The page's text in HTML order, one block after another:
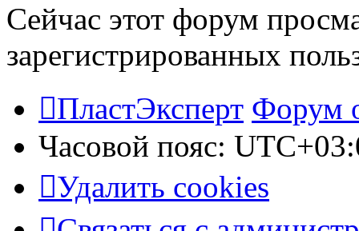
Сейчас этот форум
зарегистрированных
ПластЭксперт Форум
Часовой пояс:
Удалить cookies